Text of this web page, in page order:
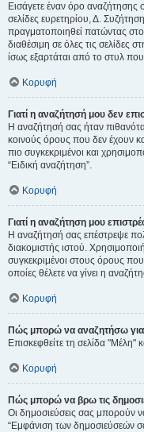
Εισάγετε έναν όρο αναζήτησης
σελίδες ευρετηρίου, Δ.
πραγματοποιηθεί πατώντας
διαθέσιμη σε όλες τις σελίδες
ίσως εξαρτάται από το στυλ που
Κορυφή
Γιατί η αναζήτησή μου δεν
Η αναζήτησή σας ήταν
κοινούς όρους που δεν έχουν
πιο συγκεκριμένοι και
“Ειδική αναζήτηση”.
Κορυφή
Γιατί η αναζήτηση μου
Η αναζήτησή σας επέστρεψε
διακομιστής ιστού.
συγκεκριμένοι στους όρους που
οποίες θέλετε να γίνει η
Κορυφή
Πώς μπορώ να αναζητήσω για
Επισκεφθείτε τη σελίδα "Μέλη"
Κορυφή
Πώς μπορώ να βρω τις
Οι δημοσιεύσεις σας μπορούν
“Εμφάνιση των δημοσιεύσεών